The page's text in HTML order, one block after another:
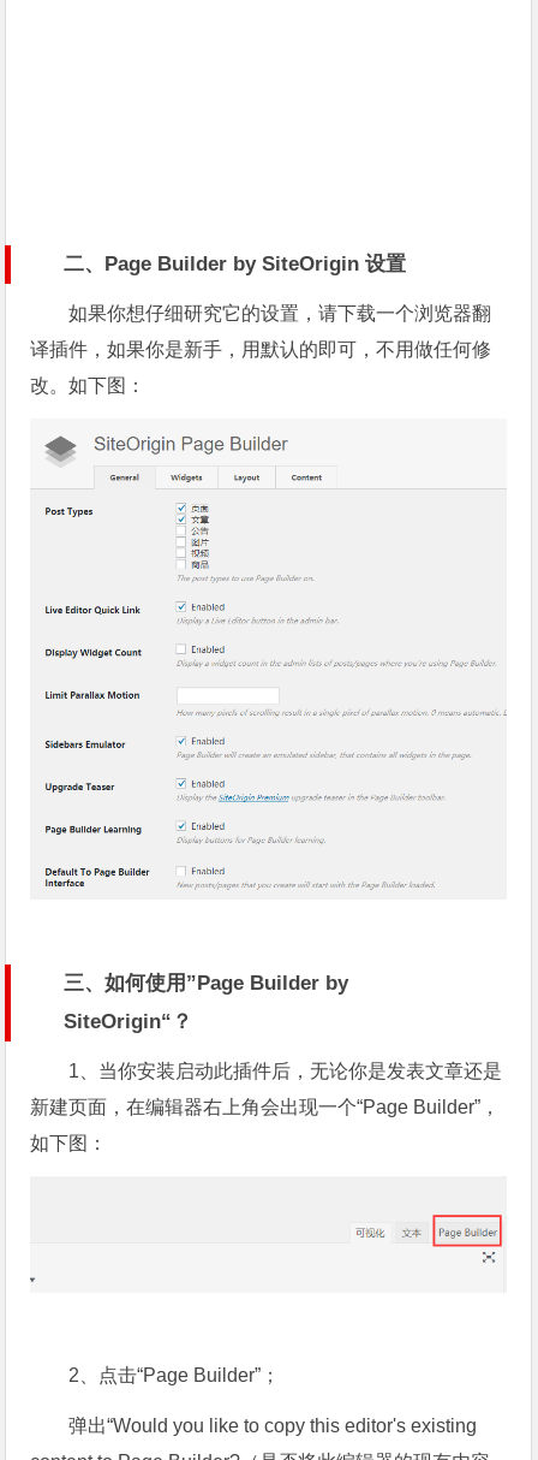
二、Page Builder by SiteOrigin 设置
如果你想仔细研究它的设置，请下载一个浏览器翻
译插件，如果你是新手，用默认的即可，不用做任何修
改。如下图：
三、如何使用”Page Builder by
SiteOrigin“？
1、当你安装启动此插件后，无论你是发表文章还是
新建页面，在编辑器右上角会出现一个“Page Builder”，
如下图：
2、点击“Page Builder”；
弹出“Would you like to copy this editor's existing